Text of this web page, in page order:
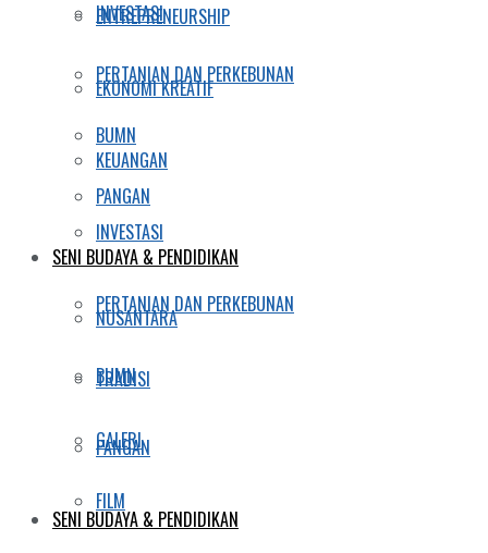
INVESTASI
PERTANIAN DAN PERKEBUNAN
BUMN
PANGAN
SENI BUDAYA & PENDIDIKAN
NUSANTARA
TRADISI
GALERI
FILM
ENTREPRENEURSHIP
EKONOMI KREATIF
KEUANGAN
INVESTASI
PERTANIAN DAN PERKEBUNAN
BUMN
PANGAN
SENI BUDAYA & PENDIDIKAN